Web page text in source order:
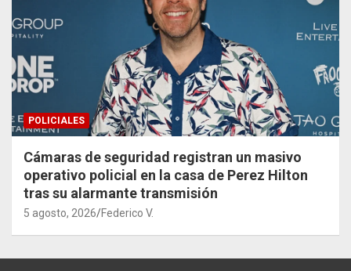
POLICIALES
Cámaras de seguridad registran un masivo
operativo policial en la casa de Perez Hilton
tras su alarmante transmisión
5 agosto, 2026 Federico V.